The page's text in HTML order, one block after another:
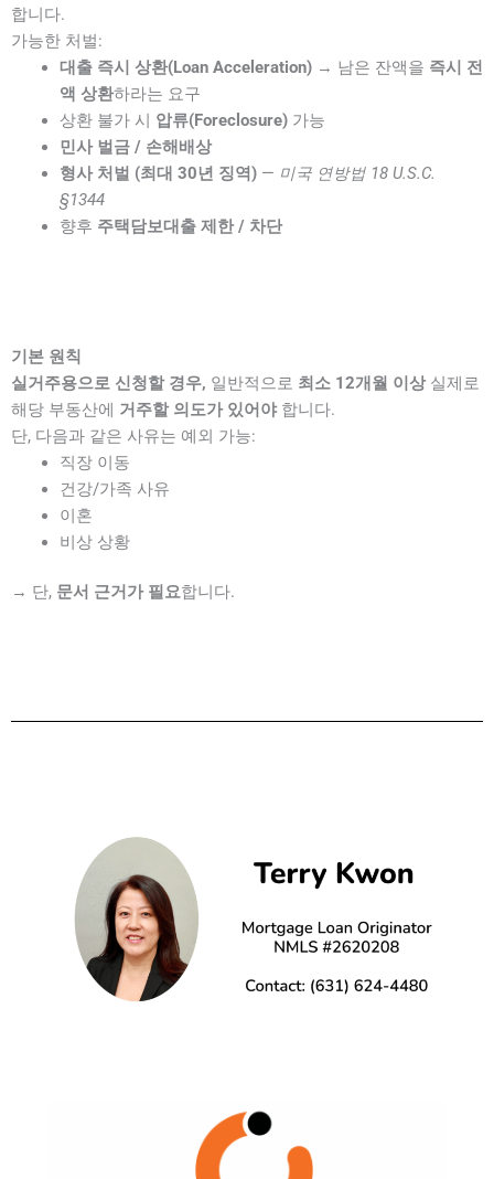
합니다.
가능한 처벌:
대출 즉시 상환(Loan Acceleration)→ 남은 잔액을 즉시 전
액 상환하라는 요구
상환 불가 시 압류(Foreclosure)가능
민사 벌금 / 손해배상
형사 처벌 (최대 30년 징역)— 미국 연방법 18 U.S.C.
§1344
향후 주택담보대출 제한 / 차단
기본 원칙
실거주용으로 신청할 경우, 일반적으로 최소 12개월 이상실제로
해당 부동산에 거주할 의도가 있어야합니다.
단, 다음과 같은 사유는 예외 가능:
직장 이동
건강/가족 사유
이혼
비상 상황
→ 단, 문서 근거가 필요합니다.